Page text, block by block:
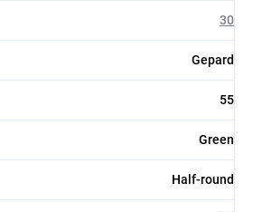
30
Gepard
55
Green
Half-round